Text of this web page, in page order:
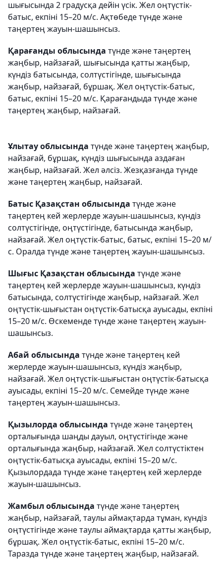
шығысында 2 градусқа дейін үсік. Жел оңтүстік-
батыс, екпіні 15–20 м/с. Ақтөбеде түнде және
таңертең жауын-шашынсыз.
Қарағанды облысында түнде және таңертең
жаңбыр, найзағай, шығысында қатты жаңбыр,
күндіз батысында, солтүстігінде, шығысында
жаңбыр, найзағай, бұршақ. Жел оңтүстік-батыс,
батыс, екпіні 15–20 м/с. Қарағандыда түнде және
таңертең жаңбыр, найзағай.
Ұлытау облысында түнде және таңертең жаңбыр,
найзағай, бұршақ, күндіз шығысында аздаған
жаңбыр, найзағай. Жел әлсіз. Жезқазғанда түнде
және таңертең жаңбыр, найзағай.
Батыс Қазақстан облысында түнде және
таңертең кей жерлерде жауын-шашынсыз, күндіз
солтүстігінде, оңтүстігінде, батысында жаңбыр,
найзағай. Жел оңтүстік-батыс, батыс, екпіні 15–20 м/
с. Оралда түнде және таңертең жауын-шашынсыз.
Шығыс Қазақстан облысында түнде және
таңертең кей жерлерде жауын-шашынсыз, күндіз
батысында, солтүстігінде жаңбыр, найзағай. Жел
оңтүстік-шығыстан оңтүстік-батысқа ауысады, екпіні
15–20 м/с. Өскеменде түнде және таңертең жауын-
шашынсыз.
Абай облысында түнде және таңертең кей
жерлерде жауын-шашынсыз, күндіз жаңбыр,
найзағай. Жел оңтүстік-шығыстан оңтүстік-батысқа
ауысады, екпіні 15–20 м/с. Семейде түнде және
таңертең жауын-шашынсыз.
Қызылорда облысында түнде және таңертең
орталығында шаңды дауыл, оңтүстігінде және
орталығында жаңбыр, найзағай. Жел солтүстіктен
оңтүстік-батысқа ауысады, екпіні 15–20 м/с.
Қызылордада түнде және таңертең кей жерлерде
жауын-шашынсыз.
Жамбыл облысында түнде және таңертең
жаңбыр, найзағай, таулы аймақтарда тұман, күндіз
оңтүстігінде және таулы аймақтарда қатты жаңбыр,
бұршақ. Жел оңтүстік-батыс, екпіні 15–20 м/с.
Таразда түнде және таңертең жаңбыр, найзағай.